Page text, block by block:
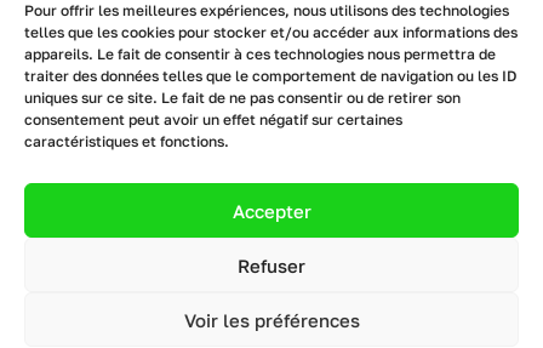
Pour offrir les meilleures expériences, nous utilisons des technologies
telles que les cookies pour stocker et/ou accéder aux informations des
appareils. Le fait de consentir à ces technologies nous permettra de
traiter des données telles que le comportement de navigation ou les ID
uniques sur ce site. Le fait de ne pas consentir ou de retirer son
consentement peut avoir un effet négatif sur certaines
caractéristiques et fonctions.
Accepter
Refuser
Voir les préférences
architectes actualités
© 2023. All rights reserved.
Privacy Policy
Mentions légales
Création site internet :Bicom
Copyright Menuiserie Méril